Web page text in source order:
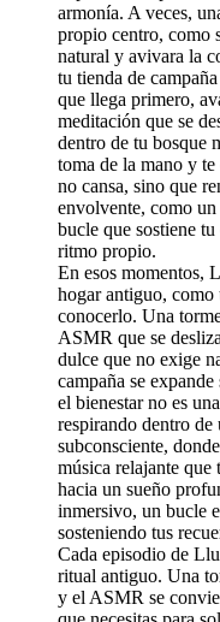
armonía. A veces,
propio centro, como
natural y avivara la
tu tienda de
que llega primero,
meditación que se
dentro de tu bosque
toma de la mano y
no cansa, sino que
envolvente, como
bucle que sostiene
ritmo propio.
En esos momentos,
hogar antiguo, como
conocerlo. Una
ASMR que se
dulce que no exige
campaña se
el bienestar no es
respirando dentro
subconsciente,
música relajante que
hacia un sueño
inmersivo, un bucle
sosteniendo tus
Cada episodio de
ritual antiguo. Una
y el ASMR se